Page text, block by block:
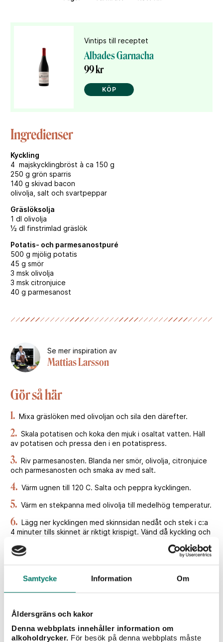
Samtycke Information Om
Åldersgräns och kakor
Denna webbplats innehåller information om
alkoholdrycker. För besök på denna webbplats måste
Vintips till receptet
Albades Garnacha
99 kr
KÖP
Ingredienser
Kyckling
4 majskycklingbröst à ca 150 g
250 g grön sparris
140 g skivad bacon
olivolja, salt och svartpeppar
Gräslöksolja
1 dl olivolja
½ dl finstrimlad gräslök
Potatis- och parmesanostpuré
500 g mjölig potatis
45 g smör
3 msk olivolja
3 msk citronjuice
40 g parmesanost
Se mer inspiration av
Mattias Larsson
Gör så här
1. Mixa gräslöken med olivoljan och sila den därefter.
2. Skala potatisen och koka den mjuk i osaltat vatten. Häll
av potatisen och pressa den i en potatispress.
3. Riv parmesanosten. Blanda ner smör, olivolja, citronjuice
och parmesanosten och smaka av med salt.
4. Värm ugnen till 120 C. Salta och peppra kycklingen.
5. Värm en stekpanna med olivolja till medelhög temperatur.
6. Lägg ner kycklingen med skinnsidan nedåt och stek i c:a
4 minuter tills skinnet är riktigt krispigt. Vänd då kyckling och
7. Lägg kycklingen i en ugnsfast form och ugnsbaka i ca 20
minuter tills kärntemperaturen är 63-64 C och låt den
därefter vila ett par minuter före servering (då kommer
högsta temperatur.
9. Stek sparrisen i 2-3 minuter tills den fått en lätt sotad